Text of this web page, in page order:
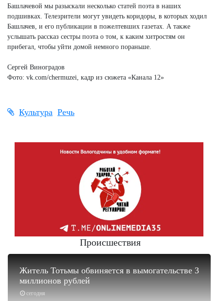
Башлачевой мы разыскали несколько статей поэта в наших
подшивках. Телезрители могут увидеть коридоры, в которых ходил
Башлачев, и его публикации в пожелтевших газетах. А также
услышать рассказ сестры поэта о том, к каким хитростям он
прибегал, чтобы уйти домой немного пораньше.
Сергей Виноградов
Фото: vk.com/chermuzei, кадр из сюжета «Канала 12»
Культура Речь
Происшествия
сегодня
Житель Тотьмы обвиняется в вымогательстве 3
миллионов рублей